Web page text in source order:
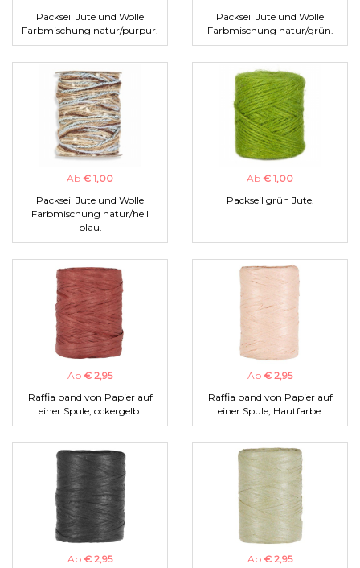
Packseil Jute und Wolle
Farbmischung natur/purpur.
Packseil Jute und Wolle
Farbmischung natur/grün.
Ab € 1,00
Packseil Jute und Wolle
Farbmischung natur/hell
blau.
Ab € 1,00
Packseil grün Jute.
Ab € 2,95
Raffia band von Papier auf
einer Spule, ockergelb.
Ab € 2,95
Raffia band von Papier auf
einer Spule, Hautfarbe.
Ab € 2,95
Ab € 2,95